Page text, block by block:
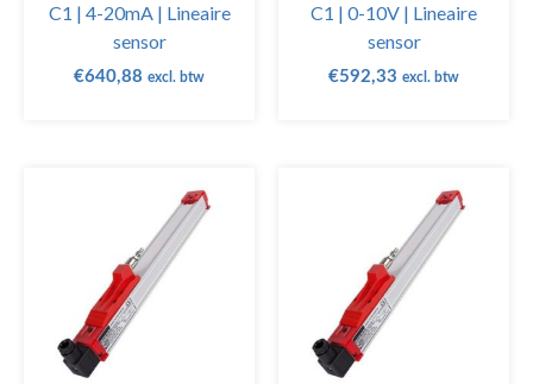
C1 | 4-20mA | Lineaire
sensor
€640,88 excl. btw
C1 | 0-10V | Lineaire
sensor
€592,33 excl. btw